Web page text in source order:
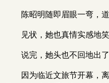
陈昭明随即眉眼一弯，
见状，她也真情实感地
说完，她头也不回地出了
因为临近文旅节开幕，